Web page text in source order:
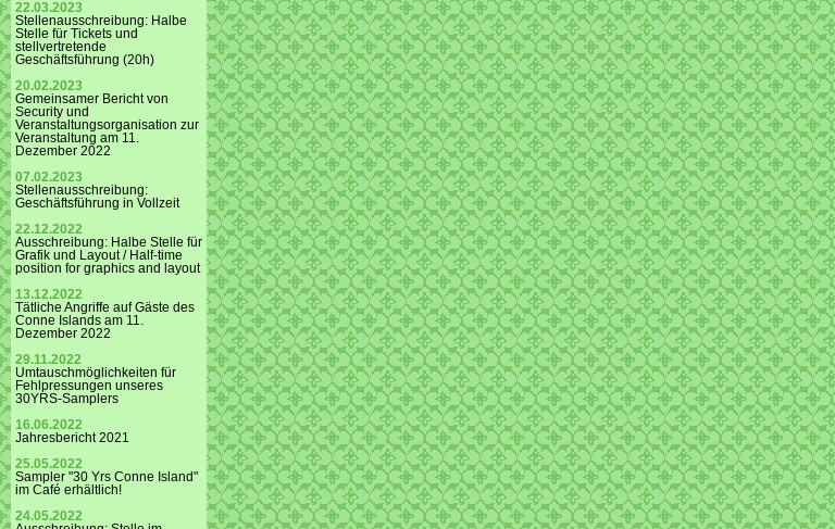
22.03.2023
Stellenausschreibung: Halbe
Stelle für Tickets und
stellvertretende
Geschäftsführung (20h)
20.02.2023
Gemeinsamer Bericht von
Security und
Veranstaltungsorganisation zur
Veranstaltung am 11.
Dezember 2022
07.02.2023
Stellenausschreibung:
Geschäftsführung in Vollzeit
22.12.2022
Ausschreibung: Halbe Stelle für
Grafik und Layout / Half-time
position for graphics and layout
13.12.2022
Tätliche Angriffe auf Gäste des
Conne Islands am 11.
Dezember 2022
29.11.2022
Umtauschmöglichkeiten für
Fehlpressungen unseres
30YRS-Samplers
16.06.2022
Jahresbericht 2021
25.05.2022
Sampler "30 Yrs Conne Island"
im Café erhältlich!
24.05.2022